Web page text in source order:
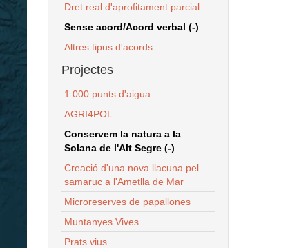
Dret real d'aprofitament parcial
Sense acord/Acord verbal (-)
Altres tipus d'acords
Projectes
1.000 punts d'aigua
AGRI4POL
Conservem la natura a la
Solana de l'Alt Segre (-)
Creació d'una nova llacuna pel
samaruc a l'Ametlla de Mar
Microreserves de papallones
Muntanyes Vives
Prats vius